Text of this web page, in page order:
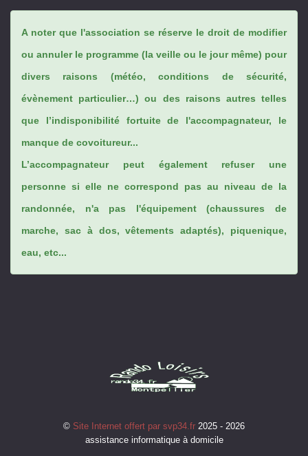
A noter que l'association se réserve le droit de modifier
ou annuler le programme (la veille ou le jour même) pour
divers raisons (météo, conditions de sécurité,
évènement particulier…) ou des raisons autres telles
que l’indisponibilité fortuite de l'accompagnateur, le
manque de covoitureur...
L’accompagnateur peut également refuser une
personne si elle ne correspond pas au niveau de la
randonnée, n'a pas l'équipement (chaussures de
marche, sac à dos, vêtements adaptés), piquenique,
eau, etc...
© Site Internet offert par svp34.fr 2025 - 2026
assistance informatique à domicile